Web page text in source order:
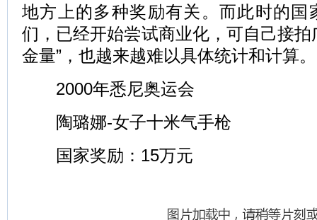
地方上的多种奖励有关。而此时的国
们，已经开始尝试商业化，可自己接拍
金量”，也越来越难以具体统计和计算。
2000年悉尼奥运会
陶璐娜-女子十米气手枪
国家奖励：15万元